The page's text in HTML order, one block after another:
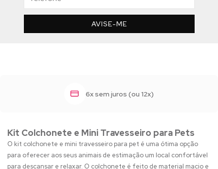
AVISE-ME
6x sem juros (ou 12x)
Kit Colchonete e Mini Travesseiro para Pets
O kit colchonete e mini travesseiro para pet é uma ótima opção
para oferecer aos seus animais de estimação um local confortável
para descansar e relaxar. O colchonete é feito de material macio e